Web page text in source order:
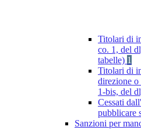
Titolari di
co. 1, del
tabelle) 1
Titolari di
direzione
1-bis, del
Cessati
pubblicare
Sanzioni per